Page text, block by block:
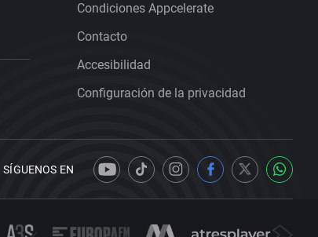
Condiciones Appcelerate
Contacto
Accesibilidad
Configuración de la privacidad
SÍGUENOS EN